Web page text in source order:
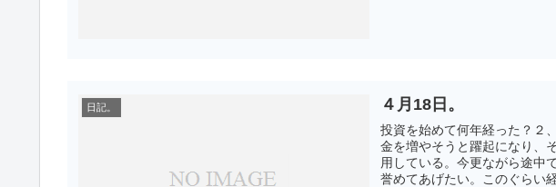
日記。 ４月18日。
投資を始めて何年経った？２
金を増やそうと躍起になり、
用している。今更ながら途中
誉めてあげたい。このぐらい